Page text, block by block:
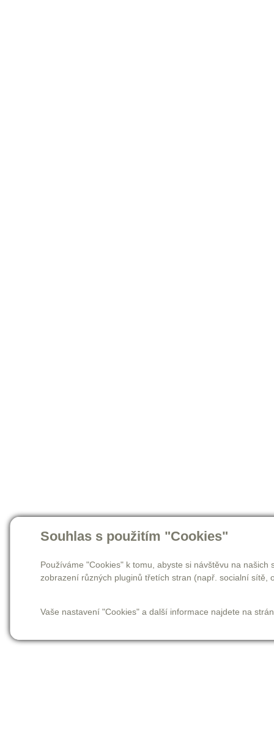
Souhlas s použitím "Cookies"
Používáme "Cookies" k tomu, abyste si návštěvu na
zobrazení různých pluginů třetích stran (např. socialní sítě,
Vaše nastavení "Cookies" a další informace najdete na